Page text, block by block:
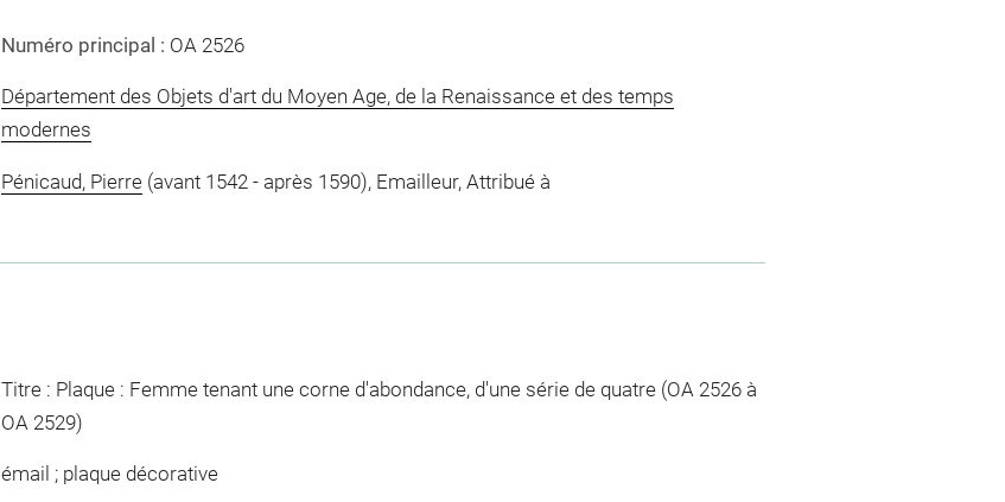
Numéro principal : OA 2526
Département des Objets d'art du Moyen Age, de la Renaissance et des temps
modernes
Pénicaud, Pierre(avant 1542 - après 1590), Emailleur, Attribué à
Titre : Plaque : Femme tenant une corne d'abondance, d'une série de quatre (OA 2526 à
OA 2529)
émail ; plaque décorative